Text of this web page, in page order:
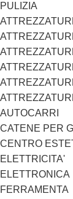
PULIZIA
AUTOCARRI
CATENE PER
CENTRO
ELETTRICITA'
ELETTRONICA
FERRAMENTA